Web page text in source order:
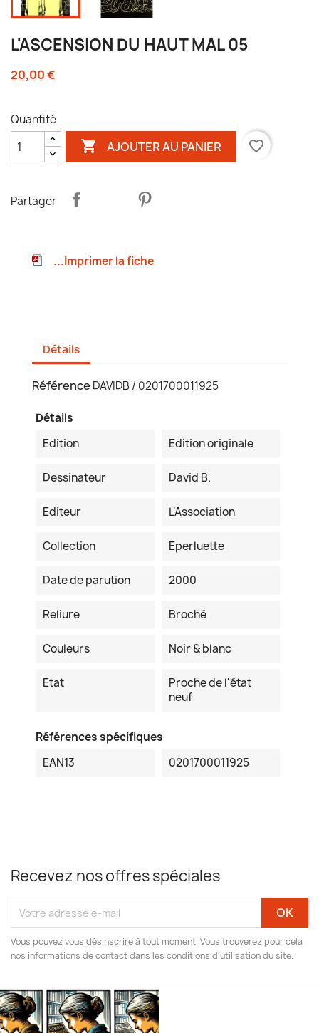
L'ASCENSION DU HAUT MAL 05
20,00 €
Quantité
 AJOUTER AU PANIER favorite_border
Partager
...Imprimer la fiche
Détails
Référence DAVIDB / 0201700011925
Détails
Edition
Edition originale
Dessinateur David B.
Editeur L'Association
Collection Eperluette
Date de parution 2000
Reliure Broché
Couleurs Noir & blanc
Etat
Proche de l'état
neuf
Références spécifiques
EAN13
0201700011925
Recevez nos offres spéciales
Vous pouvez vous désinscrire à tout moment. Vous trouverez pour cela
nos informations de contact dans les conditions d'utilisation du site.